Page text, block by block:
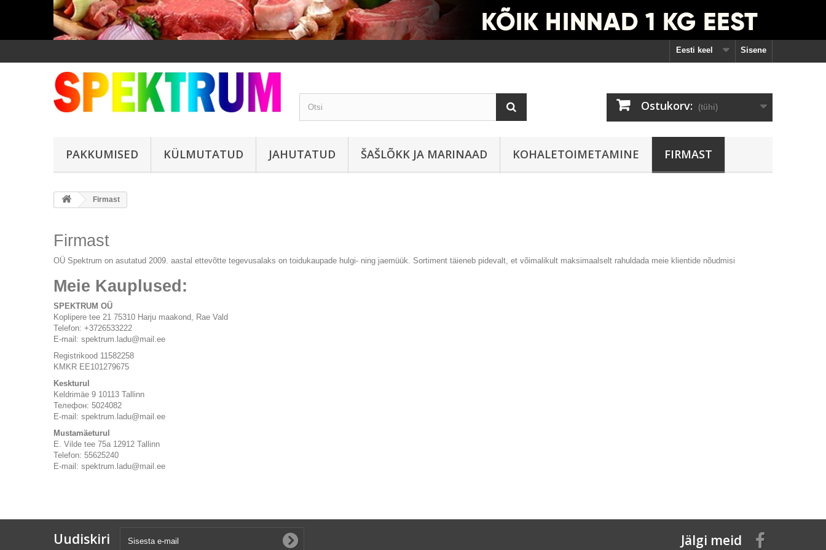
Sisene
Eesti keel
Ostukorv: (tühi)
PAKKUMISED KÜLMUTATUD JAHUTATUD ŠAŠLÕKK JA MARINAAD KOHALETOIMETAMINE FIRMAST
Firmast
Firmast
OÜ Spektrum on asutatud 2009. aastal ettevõtte tegevusalaks on toidukaupade hulgi- ning jaemüük. Sortiment täieneb pidevalt, et võimalikult maksimaalselt rahuldada meie klientide nõudmisi
Meie Kauplused:
SPEKTRUM OÜ
Koplipere tee 21 75310 Harju maakond, Rae Vald
Telefon: +3726533222
E-mail: spektrum.ladu@mail.ee
Registrikood 11582258
KMKR EE101279675
Keskturul
Keldrimäe 9 10113 Tallinn
Телефон: 5024082
E-mail: spektrum.ladu@mail.ee
Mustamäeturul
E. Vilde tee 75a 12912 Tallinn
Telefon: 55625240
E-mail: spektrum.ladu@mail.ee
Uudiskiri Jälgi meid